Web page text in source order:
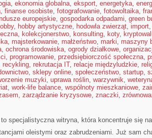
, ekonomia globalna, eksport, energetyka,
, finanse osobiste, fotografowanie, fotowoltaika,
europejskie, gospodarka odpadami, green
, hobby artystyczne, hodowla zwierząt, import
, kolekcjonerstwo, konsulting, koty,
, majsterkowanie, małżeństwo, marki, maszyny
, ochrona środowiska, ogrody działkowe,
, programowanie, przedsiębiorczość społeczna,
recykling, rekrutacja IT, relacje międzyludzkie,
, sklepy online, społeczeństwo, startup,
muzyki, uprawa roślin, warzywnik,
, work-life balance, wspólnoty mieszkaniowe,
, zarządzanie kryzysowe, znaczki,
specjalistyczna witryna, która koncentruje się
oleistymi oraz zabrudzeniami. Już sam